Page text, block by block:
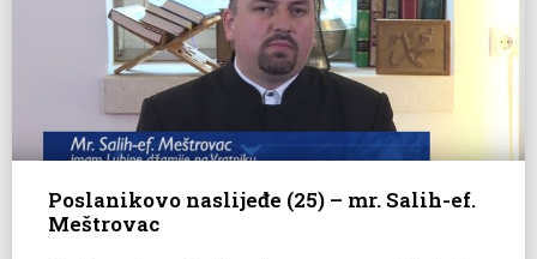
Poslanikovo naslijeđe (25) – mr. Salih-ef.
Meštrovac